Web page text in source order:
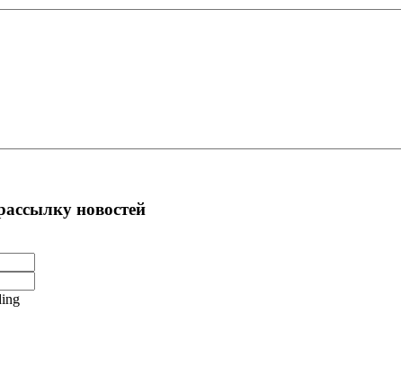
новостей